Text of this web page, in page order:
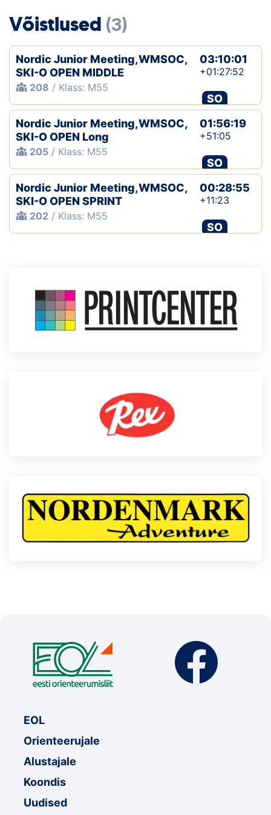
Kontakt
EOL
Galerii
Kaardid
Kalender
Koondised
Tule klubisse!
Tulemused
Klubid
Suletud maastikud
Võistlused (3)
Nordic Junior Meeting,WMSOC,
SKI-O OPEN MIDDLE
208 / Klass: M55
03:10:01
+01:27:52
SO
Nordic Junior Meeting,WMSOC,
SKI-O OPEN Long
205 / Klass: M55
01:56:19
+51:05
SO
Nordic Junior Meeting,WMSOC,
SKI-O OPEN SPRINT
202 / Klass: M55
00:28:55
+11:23
SO
EOL
Orienteerujale
Alustajale
Koondis
Uudised